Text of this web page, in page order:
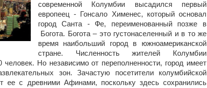
современной Колумбии высадился первый
европеец - Гонсало Хименес, который основал
город Санта - Фе, переименованный позже в
Богота. Богота – это густонаселенный и в то же
время наибольший город в южноамериканской
стране. Численность жителей Колумбии
человек. Но независимо от переполненности, город имеет
зон. Зачастую посетители колумбийской
ее с древними Афинами, поскольку здесь сохранились